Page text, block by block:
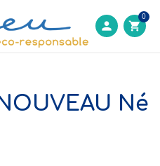
person shopping_cart
0
Né